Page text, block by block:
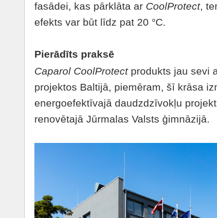
fasādei, kas pārklāta ar CoolProtect,
efekts var būt līdz pat 20 °C.
Pierādīts praksē
Caparol CoolProtectprodukts jau sevi
projektos Baltijā, piemēram, šī krāsa
energoefektīvajā daudzdzīvokļu
renovētajā Jūrmalas Valsts ģimnāzijā.